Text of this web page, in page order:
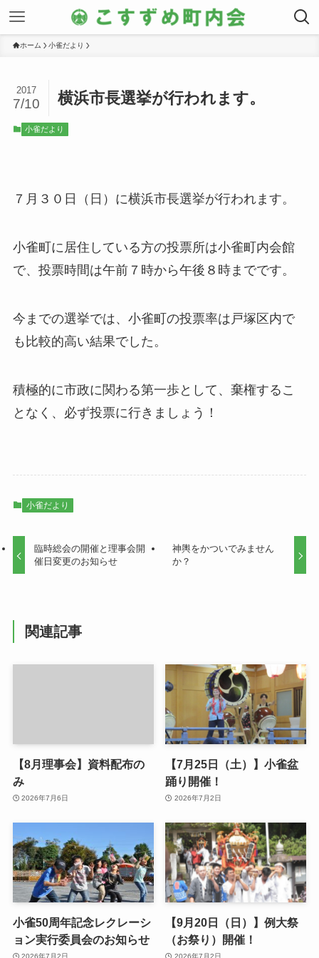
ホーム 小雀だより
横浜市長選挙が行われます。
2017
7/10
小雀だより
７月３０日（日）に横浜市長選挙が行われます。
小雀町に居住している方の投票所は小雀町内会館
で、投票時間は午前７時から午後８時までです。
今までの選挙では、小雀町の投票率は戸塚区内で
も比較的高い結果でした。
積極的に市政に関わる第一歩として、棄権するこ
となく、必ず投票に行きましょう！
小雀だより
臨時総会の開催と理事会開
催日変更のお知らせ
神輿をかついでみません
か？
関連記事
【8月理事会】資料配布の
み
2026年7月6日
【7月25日（土）】小雀盆
踊り開催！
2026年7月2日
小雀50周年記念レクレーシ
ョン実行委員会のお知らせ
【9月20日（日）】例大祭
（お祭り）開催！